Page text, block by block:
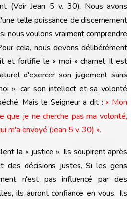
(Voir Jean 5 v. 30). Nous avons
telle puissance de discernement
nous voulons vraiment comprendre
cela, nous devons délibérément
et fortifie le « moi » charnel. Il est
d'exercer son jugement sans
», car son intellect et sa volonté
Mais le Seigneur a dit : « Mon
que je ne cherche pas ma volonté,
m'a envoyé (Jean 5 v. 30) ».
la « justice ». Ils soupirent après
des décisions justes. Si les gens
n'est pas influencé par des
ils auront confiance en vous. Ils